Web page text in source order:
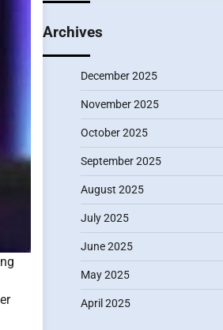
Archives
December 2025
November 2025
October 2025
September 2025
August 2025
July 2025
June 2025
May 2025
April 2025